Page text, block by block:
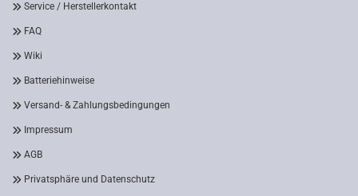
Service / Herstellerkontakt
FAQ
Wiki
Batteriehinweise
Versand- & Zahlungsbedingungen
Impressum
AGB
Privatsphäre und Datenschutz